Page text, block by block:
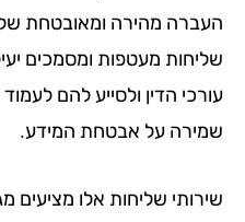
מהירה ומאובטחת של
מעטפות ומסמכים יעיל
הדין ולסייע להם לעמוד
על אבטחת המידע.
שליחות אלו מציעים מגוון